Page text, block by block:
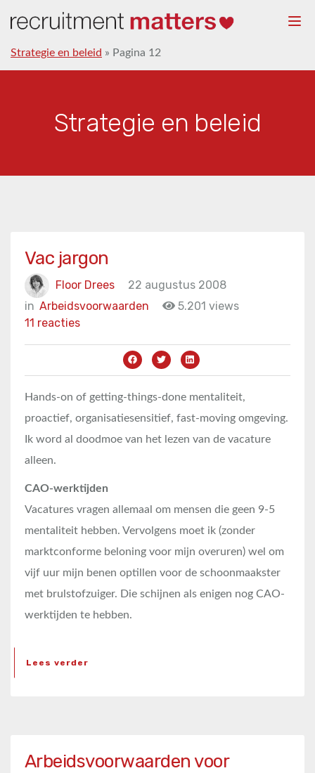
Strategie en beleid » Pagina 12
Strategie en beleid
Vac jargon
Floor Drees
22 augustus 2008
in Arbeidsvoorwaarden
5.201 views
11 reacties
Hands-on of getting-things-done mentaliteit,
proactief, organisatiesensitief, fast-moving omgeving.
Ik word al doodmoe van het lezen van de vacature
alleen.
CAO-werktijden
Vacatures vragen allemaal om mensen die geen 9-5
mentaliteit hebben. Vervolgens moet ik (zonder
marktconforme beloning voor mijn overuren) wel om
vijf uur mijn benen optillen voor de schoonmaakster
met brulstofzuiger. Die schijnen als enigen nog CAO-
werktijden te hebben.
Lees verder
Arbeidsvoorwaarden voor